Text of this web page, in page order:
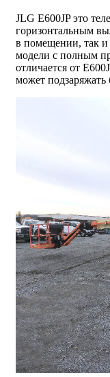
JLG E600JP это
горизонтальным
в помещении, так и
модели с полным
отличается от
может подзаряжать